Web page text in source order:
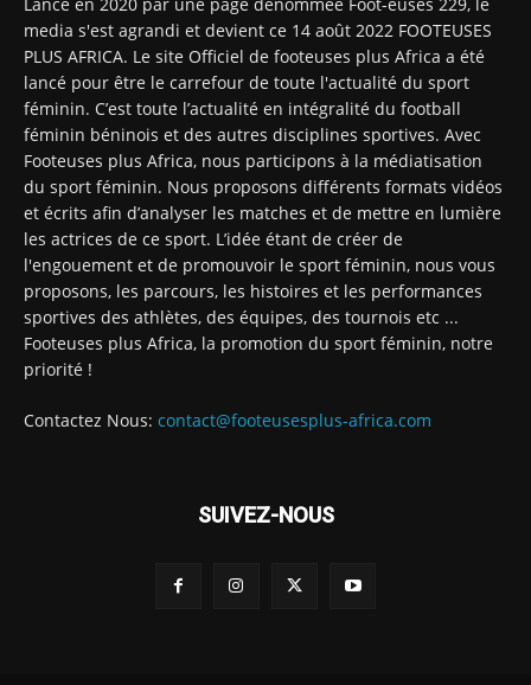
media s'est agrandi et devient ce 14 août 2022 FOOTEUSES
PLUS AFRICA. Le site Officiel de footeuses plus Africa a été
lancé pour être le carrefour de toute l'actualité du sport
féminin. C’est toute l’actualité en intégralité du football
féminin béninois et des autres disciplines sportives. Avec
Footeuses plus Africa, nous participons à la médiatisation
du sport féminin. Nous proposons différents formats vidéos
et écrits afin d’analyser les matches et de mettre en lumière
les actrices de ce sport. L’idée étant de créer de
l'engouement et de promouvoir le sport féminin, nous vous
proposons, les parcours, les histoires et les performances
sportives des athlètes, des équipes, des tournois etc ...
Footeuses plus Africa, la promotion du sport féminin, notre
priorité !
Contactez Nous: contact@footeusesplus-africa.com
SUIVEZ-NOUS